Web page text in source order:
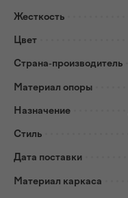
Жесткость
Цвет
Страна-производитель
Материал опоры
Назначение
Стиль
Дата поставки
Материал каркаса